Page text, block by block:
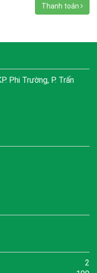
Thanh toán
Phi Trường, P. Trấn
2